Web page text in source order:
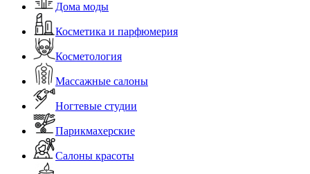
Дома моды
Косметика и парфюмерия
Косметология
Массажные салоны
Ногтевые студии
Парикмахерские
Салоны красоты